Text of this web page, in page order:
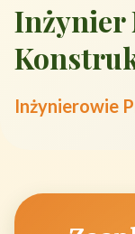
Inżynier
Inżynierowie